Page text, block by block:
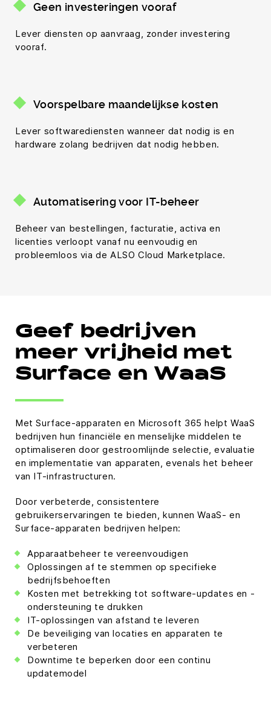
Geen investeringen vooraf
Lever diensten op aanvraag, zonder investering
vooraf.
Voorspelbare maandelijkse kosten
Lever softwarediensten wanneer dat nodig is en
hardware zolang bedrijven dat nodig hebben.
Automatisering voor IT-beheer
Beheer van bestellingen, facturatie, activa en
licenties verloopt vanaf nu eenvoudig en
probleemloos via de ALSO Cloud Marketplace.
Geef bedrijven
meer vrijheid met
Surface en WaaS
Met Surface-apparaten en Microsoft 365 helpt WaaS
bedrijven hun financiële en menselijke middelen te
optimaliseren door gestroomlijnde selectie, evaluatie
en implementatie van apparaten, evenals het beheer
van IT-infrastructuren.
Door verbeterde, consistentere
gebruikerservaringen te bieden, kunnen WaaS- en
Surface-apparaten bedrijven helpen:
Apparaatbeheer te vereenvoudigen
Oplossingen af te stemmen op specifieke
bedrijfsbehoeften
Kosten met betrekking tot software-updates en -
ondersteuning te drukken
IT-oplossingen van afstand te leveren
De beveiliging van locaties en apparaten te
verbeteren
Downtime te beperken door een continu
updatemodel